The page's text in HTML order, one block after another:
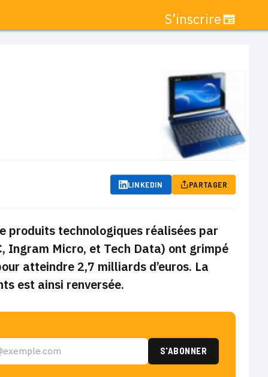
S’inscrire
LINKEDIN PARTAGER
produits technologiques réalisées par
Ingram Micro, et Tech Data) ont grimpé
atteindre 2,7 milliards d’euros. La
est ainsi renversée.